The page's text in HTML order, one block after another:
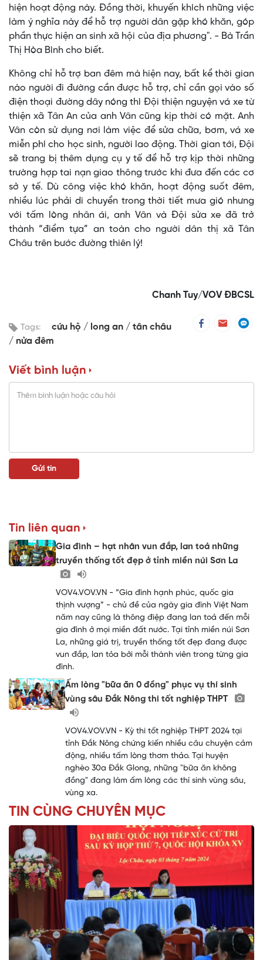
hiện hoạt động này. Đồng thời, khuyến khích những việc
làm ý nghĩa này để hỗ trợ người dân gặp khó khăn, góp
phần thực hiện an sinh xã hội của địa phương". - Bà Trần
Thị Hòa Bình cho biết.
Không chỉ hỗ trợ ban đêm mà hiện nay, bất kể thời gian
nào người đi đường cần được hỗ trợ, chỉ cần gọi vào số
điện thoại đường dây nóng thì Đội thiện nguyện vá xe từ
thiện xã Tân An của anh Vân cũng kịp thời có mặt. Anh
Vân còn sử dụng nơi làm việc để sửa chữa, bơm, vá xe
miễn phí cho học sinh, người lao động. Thời gian tới, Đội
sẽ trang bị thêm dụng cụ y tế để hỗ trợ kịp thời những
trường hợp tai nạn giao thông trước khi đưa đến các cơ
sở y tế. Dù công việc khó khăn, hoạt động suốt đêm,
nhiều lúc phải di chuyển trong thời tiết mưa gió nhưng
với tấm lòng nhân ái, anh Vân và Đội sửa xe đã trở
thành “điểm tựa” an toàn cho người dân thị xã Tân
Châu trên bước đường thiên lý!
Chanh Tuy/VOV ĐBCSL
Tags: cứu hộ long an
tân châu
nửa đêm
Viết bình luận
Tin liên quan
Gia đình – hạt nhân vun đắp, lan toả những
truyền thống tốt đẹp ở tỉnh miền núi Sơn La
VOV4.VOV.VN - “Gia đình hạnh phúc, quốc gia
thịnh vượng” - chủ đề của ngày gia đình Việt Nam
năm nay cũng là thông điệp đang lan toả đến mỗi
gia đình ở mọi miền đất nước. Tại tỉnh miền núi Sơn
La, những giá trị, truyền thống tốt đẹp đang được
vun đắp, lan tỏa bởi mỗi thành viên trong từng gia
đình.
Ấm lòng "bữa ăn 0 đồng" phục vụ thí sinh
vùng sâu Đắk Nông thi tốt nghiệp THPT
VOV4.VOV.VN - Kỳ thi tốt nghiệp THPT 2024 tại
tỉnh Đắk Nông chứng kiến nhiều câu chuyện cảm
động, nhiều tấm lòng thơm thảo. Tại huyện
nghèo 30a Đắk Glong, những "bữa ăn không
đồng" đang làm ấm lòng các thí sinh vùng sâu,
vùng xa.
TIN CÙNG CHUYÊN MỤC